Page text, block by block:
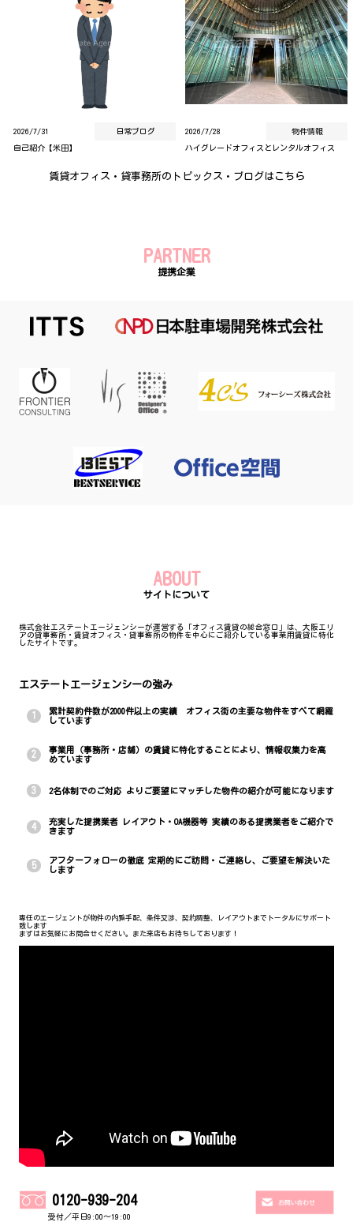
2026/7/31 日常ブログ
自己紹介【米田】
2026/7/28 物件情報
ハイグレードオフィスとレンタルオフィス
賃貸オフィス・貸事務所のトピックス・ブログはこちら
PARTNER
提携企業
ABOUT
サイトについて
株式会社エステートエージェンシーが運営する「オフィス賃貸の総合窓口」は、大阪エリ
アの貸事務所・賃貸オフィス・貸事務所の物件を中心にご紹介している事業用賃貸に特化
したサイトです。
エステートエージェンシーの強み
1
累計契約件数が2000件以上の実績 オフィス街の主要な物件をすべて網羅
しています
2
事業用（事務所・店舗）の賃貸に特化することにより、情報収集力を高
めています
3 2名体制でのご対応 よりご要望にマッチした物件の紹介が可能になります
4
充実した提携業者 レイアウト・OA機器等 実績のある提携業者をご紹介で
きます
5
アフターフォローの徹底 定期的にご訪問・ご連絡し、ご要望を解決いた
します
専任のエージェントが物件の内覧手配、条件交渉、契約調整、レイアウトまでトータルにサポート
致します
まずはお気軽にお問合せください。また来店もお待ちしております！
0120-939-204
受付／平日9:00～19:00